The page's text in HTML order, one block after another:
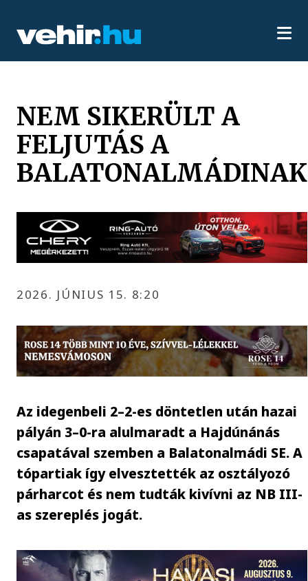
NEM SIKERÜLT A
FELJUTÁS A
BALATONALMÁDINAK
2026. JÚNIUS 15. 8:20
Az idegenbeli 2–2-es döntetlen után hazai
pályán 3–0-ra alulmaradt a Hajdúnánás
csapatával szemben a Balatonalmádi SE. A
tópartiak így elvesztették az osztályozó
párharcot és nem tudták kivívni az NB III-
as szereplés jogát.